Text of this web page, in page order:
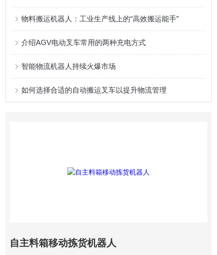
物料搬运机器人：工业生产线上的“高效搬运能手”
介绍AGV电动叉车常用的两种充电方式
智能物流机器人持续火爆市场
如何选择合适的自动搬运叉车以提升物流管理
自主料箱移动拣货机器人